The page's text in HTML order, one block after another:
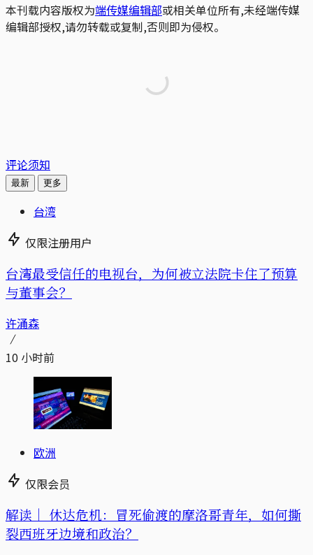
本刊载内容版权为端传媒编辑部或相关单位所有,未经端传媒
编辑部授权,请勿转载或复制,否则即为侵权。
评论须知
最新 更多
台湾
仅限注册用户
台湾最受信任的电视台，为何被立法院卡住了预算
与董事会？
许涌森
10 小时前
欧洲
仅限会员
解读｜ 休达危机：冒死偷渡的摩洛哥青年，如何撕
裂西班牙边境和政治？